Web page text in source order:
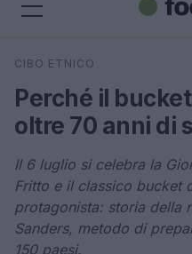
Cerca
CIBO ETNICO
Perché il
oltre 70 anni di
Il 6 luglio si celebra la
Fritto e il classico bucket
protagonista: storia della
Sanders, metodo di
150 paesi.